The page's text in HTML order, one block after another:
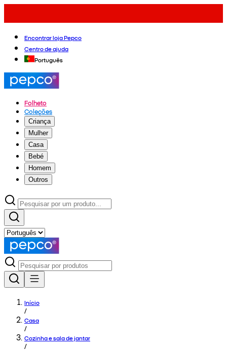
Encontrar loja Pepco
Centro de ajuda
Português
Folheto
Coleções
Criança
Mulher
Casa
Bebé
Homem
Outros
Início
/
Casa
/
Cozinha e sala de jantar
/